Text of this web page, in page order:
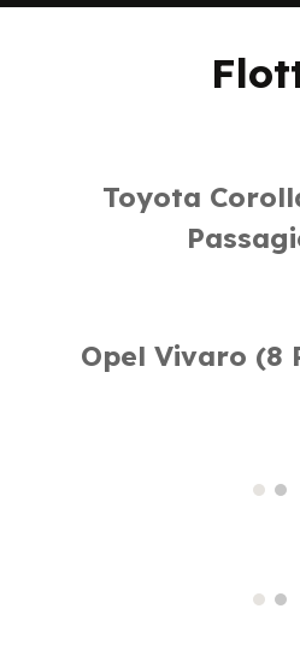
Toyota
Opel Vivaro (8